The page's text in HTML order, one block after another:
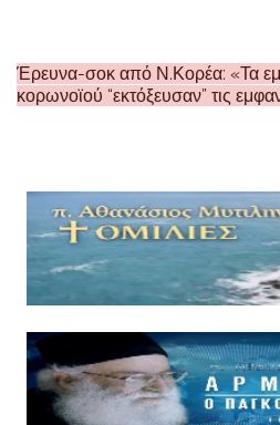
Έρευνα-σοκ από Ν.Κορέα: «Τα
κορωνοϊού “εκτόξευσαν” τις